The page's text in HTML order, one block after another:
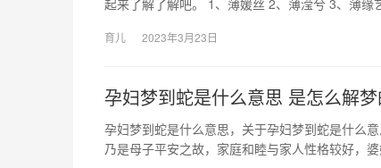
起来了解了解吧。 1、薄媛丝 2、薄滢兮 3、薄
育儿 2023年3月23日
孕妇梦到蛇是什么意思 是怎么解
孕妇梦到蛇是什么意思，关于孕妇梦到蛇是什么
乃是母子平安之故，家庭和睦与家人性格较好，